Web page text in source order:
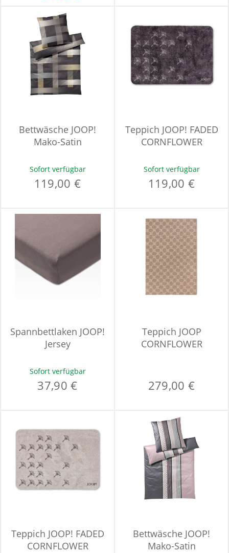
Bettwäsche JOOP!
Mako-Satin
Sofort verfügbar
119,00 €
Teppich JOOP! FADED
CORNFLOWER
Sofort verfügbar
119,00 €
Spannbettlaken JOOP!
Jersey
Sofort verfügbar
37,90 €
Teppich JOOP
CORNFLOWER
279,00 €
Teppich JOOP! FADED
CORNFLOWER
Bettwäsche JOOP!
Mako-Satin